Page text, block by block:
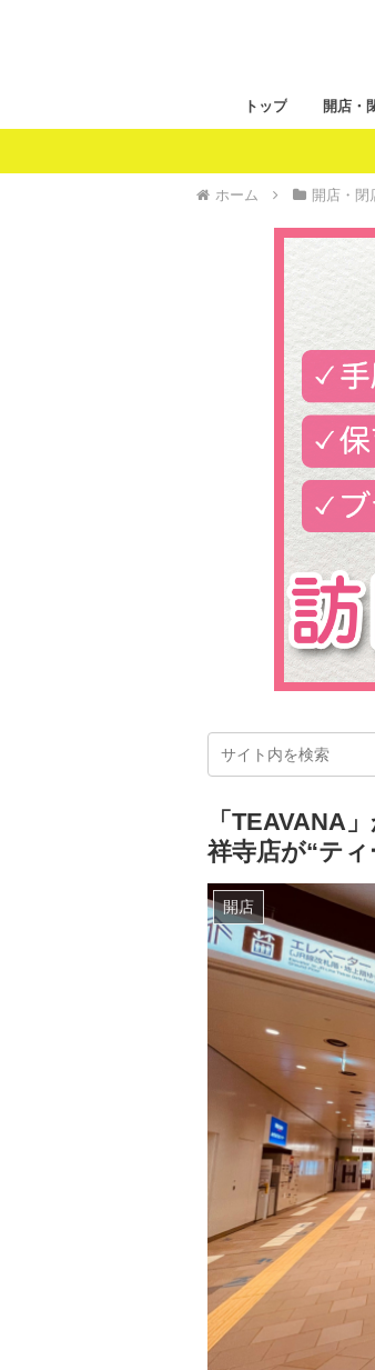
トップ 開店・
ホーム 開店・閉
「TEAVANA
祥寺店が“テ
開店